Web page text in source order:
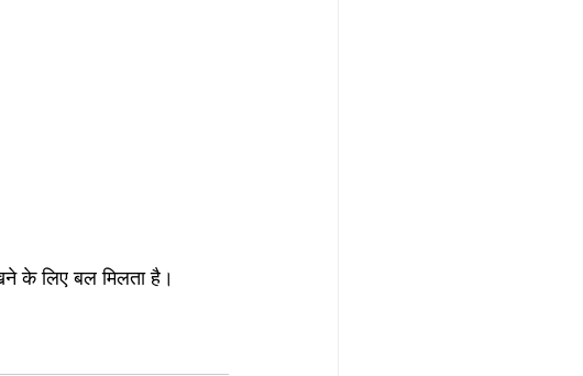
के लिए बल मिलता है।